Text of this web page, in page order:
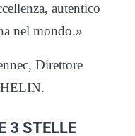
autentico
nel mondo.»
Direttore
3 STELLE